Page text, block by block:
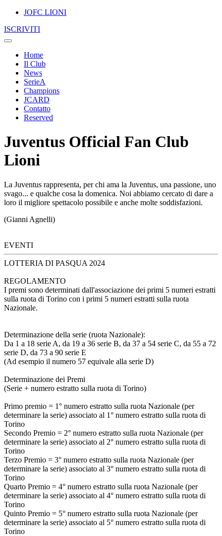
JOFC LIONI
ISCRIVITI
Home
Il Club
News
SerieA
Champions
JCARD
Contatto
Reserved
Juventus Official Fan Club
Lioni
La Juventus rappresenta, per chi ama la Juventus, una passione, uno
svago... e qualche cosa la domenica. Noi abbiamo cercato di dare a
loro il migliore spettacolo possibile e anche molte soddisfazioni.
(Gianni Agnelli)
EVENTI
LOTTERIA DI PASQUA 2024
REGOLAMENTO
I premi sono determinati dall'associazione dei primi 5 numeri estratti
sulla ruota di Torino con i primi 5 numeri estratti sulla ruota
Nazionale.
Determinazione della serie (ruota Nazionale):
Da 1 a 18 serie A, da 19 a 36 serie B, da 37 a 54 serie C, da 55 a 72
serie D, da 73 a 90 serie E
(Ad esempio il numero 57 equivale alla serie D)
Determinazione dei Premi
(Serie + numero estratto sulla ruota di Torino)
Primo premio = 1° numero estratto sulla ruota Nazionale (per
determinare la serie) associato al 1° numero estratto sulla ruota di
Torino
Secondo Premio = 2° numero estratto sulla ruota Nazionale (per
determinare la serie) associato al 2° numero estratto sulla ruota di
Torino
Terzo Premio = 3° numero estratto sulla ruota Nazionale (per
determinare la serie) associato al 3° numero estratto sulla ruota di
Torino
Quarto Premio = 4° numero estratto sulla ruota Nazionale (per
determinare la serie) associato al 4° numero estratto sulla ruota di
Torino
Quinto Premio = 5° numero estratto sulla ruota Nazionale (per
determinare la serie) associato al 5° numero estratto sulla ruota di
Torino